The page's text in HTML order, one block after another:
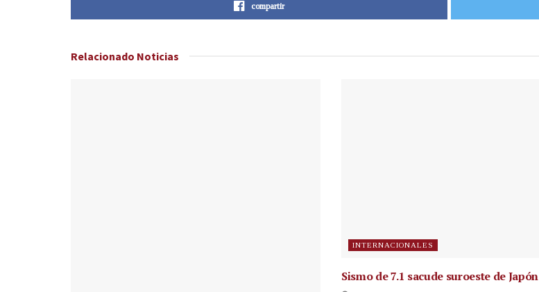
compartir
Relacionado Noticias
INTERNACIONALES
Sismo de 7.1 sacude suroeste de Japón